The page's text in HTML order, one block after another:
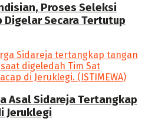
Proses Seleksi
Digelar Secara Tertutup
Asal Sidareja Tertangkap
Jeruklegi